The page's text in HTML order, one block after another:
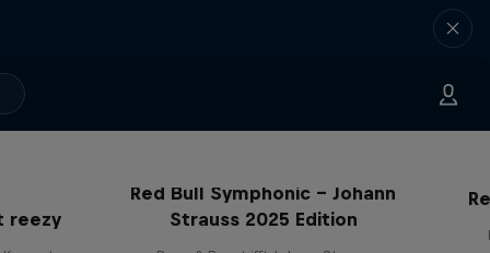
reezy
Red Bull Symphonic – Johann
Strauss 2025 Edition